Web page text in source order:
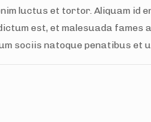
luctus et tortor. Aliquam id
est, et malesuada
sociis natoque penatibus et